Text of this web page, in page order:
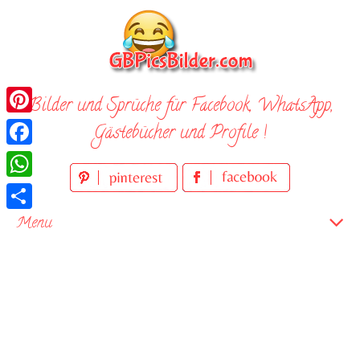
Bilder und Sprüche für Facebook, WhatsApp,
Gästebücher und Profile !
Menu
Pinterest
Facebook
WhatsApp
Teilen